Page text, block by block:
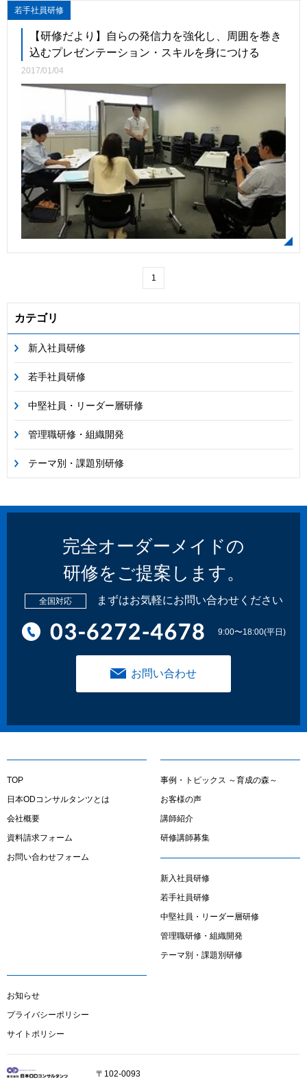
若手社員研修
【研修だより】自らの発信力を強化し、周囲を巻き
込むプレゼンテーション・スキルを身につける
2017/01/04
1
カテゴリ
新入社員研修
若手社員研修
中堅社員・リーダー層研修
管理職研修・組織開発
テーマ別・課題別研修
完全オーダーメイドの
研修をご提案します。
全国対応 まずはお気軽にお問い合わせください
9:00〜18:00(平日)
お問い合わせ
TOP
日本ODコンサルタンツとは
会社概要
資料請求フォーム
お問い合わせフォーム
事例・トピックス ～育成の森～
お客様の声
講師紹介
研修講師募集
新入社員研修
若手社員研修
中堅社員・リーダー層研修
管理職研修・組織開発
テーマ別・課題別研修
お知らせ
プライバシーポリシー
サイトポリシー
〒102-0093